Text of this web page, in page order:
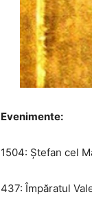
Evenimente:
1504: Ștefan cel
437: Împăratul